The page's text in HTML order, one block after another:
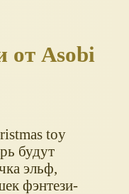
от Asobi
toy
будут
эльф,
фэнтези-